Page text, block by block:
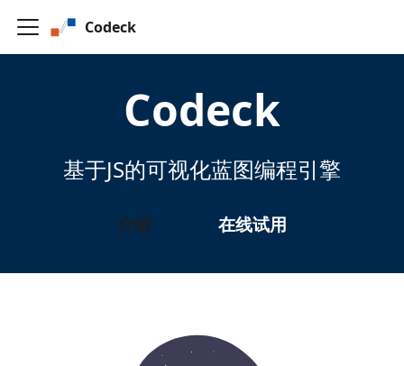
Codeck
Codeck
基于JS的可视化蓝图编程引擎
介绍 在线试用